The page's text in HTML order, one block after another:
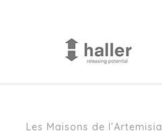
Les Maisons de l’Artemisia